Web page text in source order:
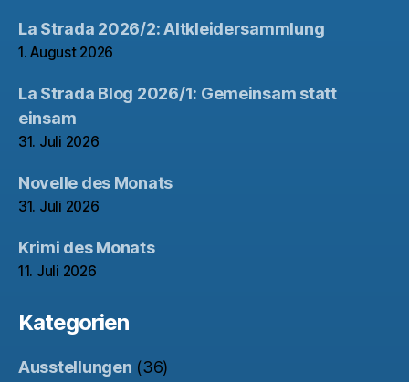
La Strada 2026/2: Altkleidersammlung
1. August 2026
La Strada Blog 2026/1: Gemeinsam statt
einsam
31. Juli 2026
Novelle des Monats
31. Juli 2026
Krimi des Monats
11. Juli 2026
Kategorien
Ausstellungen (36)